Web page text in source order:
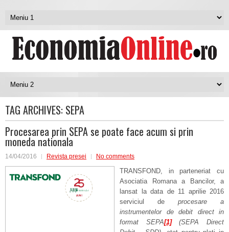
TAG ARCHIVES: SEPA
Procesarea prin SEPA se poate face acum si prin
moneda nationala
14/04/2016 Revista presei No comments
TRANSFOND, in parteneriat cu
Asociatia Romana a Bancilor, a
lansat la data de 11 aprilie 2016
serviciul de procesare a
instrumentelor de debit direct in
format SEPA[1](SEPA Direct